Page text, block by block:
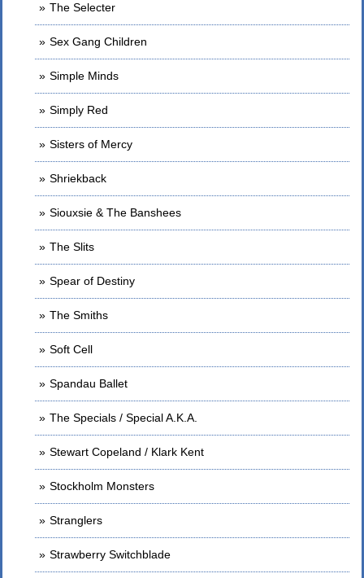
The Selecter
Sex Gang Children
Simple Minds
Simply Red
Sisters of Mercy
Shriekback
Siouxsie & The Banshees
The Slits
Spear of Destiny
The Smiths
Soft Cell
Spandau Ballet
The Specials / Special A.K.A.
Stewart Copeland / Klark Kent
Stockholm Monsters
Stranglers
Strawberry Switchblade